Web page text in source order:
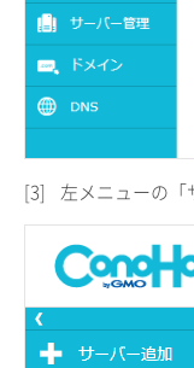
[3] 左メニューの「